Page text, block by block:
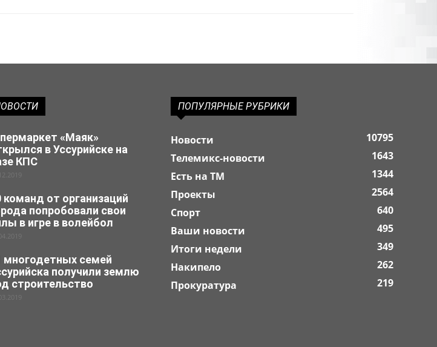
«Маяк»
в Уссурийске на
КПС
команд от организаций
попробовали свои
в игре в волейбол
многодетных семей
получили землю
строительство
ПОПУЛЯРНЫЕ РУБРИКИ
Новости
10795
Телемикс-новости
1643
Есть на ТМ
1344
Проекты
2564
Спорт
640
Ваши новости
495
Итоги недели
349
Накипело
262
Прокуратура
219